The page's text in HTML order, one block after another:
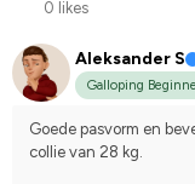
0 likes
Aleksander S
Galloping
Goede pasvorm en
collie van 28 kg.